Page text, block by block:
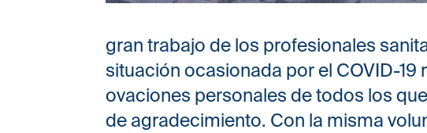
gran trabajo de los profesionales
situación ocasionada por el COVID-
ovaciones personales de todos los
de agradecimiento. Con la misma